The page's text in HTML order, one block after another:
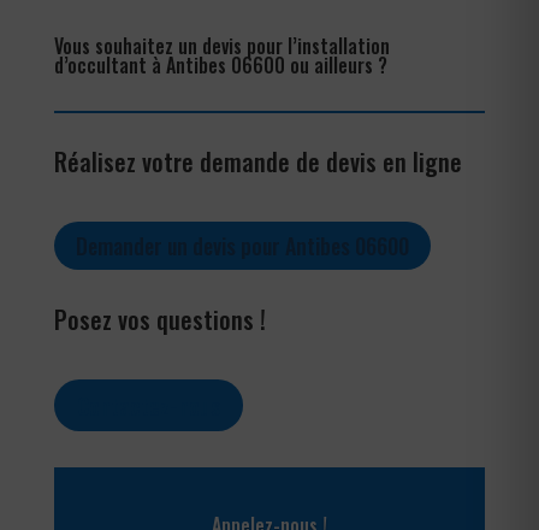
Vous souhaitez un devis pour l’installation
d’occultant à Antibes 06600 ou ailleurs ?
Réalisez votre demande de devis en ligne
Posez vos questions !